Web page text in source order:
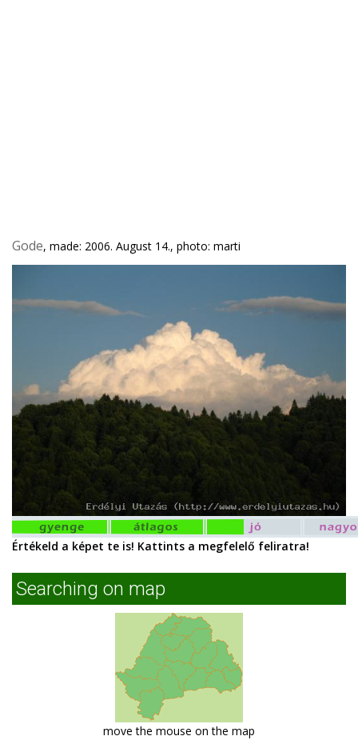
Gode, made: 2006. August 14., photo: marti
Értékeld a képet te is! Kattints a megfelelő feliratra!
Searching on map
move the mouse on the map